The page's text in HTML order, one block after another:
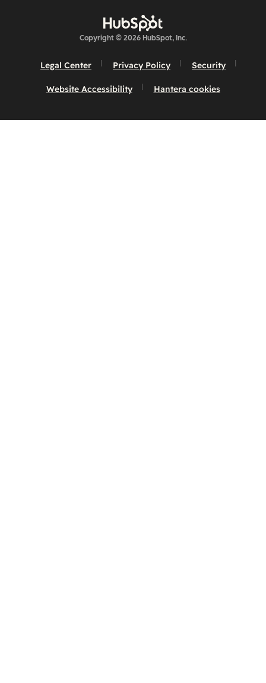
Copyright © 2026 HubSpot, Inc.
Legal Center Privacy Policy Security
Website Accessibility Hantera cookies